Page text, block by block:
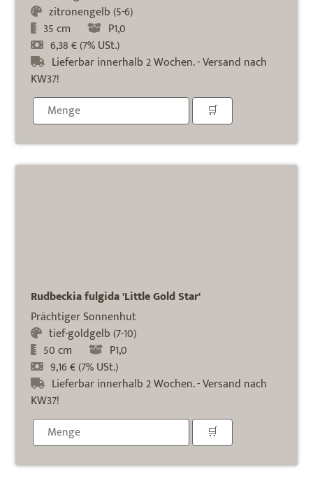
zitronengelb (5-6)
35 cm
P1,0
6,38 € (7% USt.)
Lieferbar innerhalb 2 Wochen. - Versand nach
KW37!
Rudbeckia fulgida 'Little Gold Star'
Prächtiger Sonnenhut
tief-goldgelb (7-10)
50 cm
P1,0
9,16 € (7% USt.)
Lieferbar innerhalb 2 Wochen. - Versand nach
KW37!